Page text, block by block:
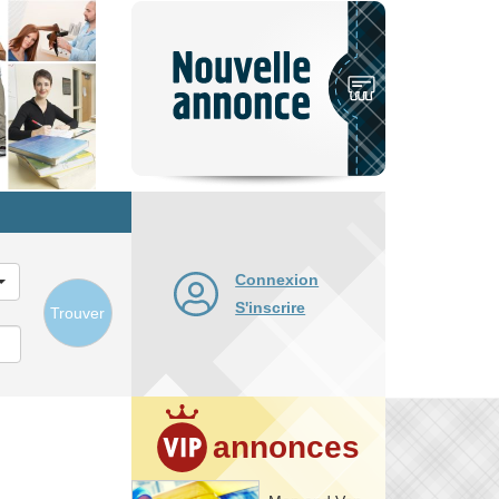
Trouver
Connexion
S'inscrire
annonces